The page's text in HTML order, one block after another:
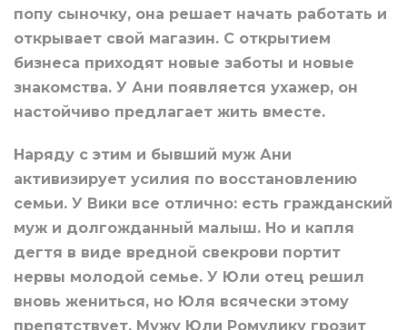
попу сыночку, она решает начать работать и
открывает свой магазин. С открытием
бизнеса приходят новые заботы и новые
знакомства. У Ани появляется ухажер, он
настойчиво предлагает жить вместе.
Наряду с этим и бывший муж Ани
активизирует усилия по восстановлению
семьи. У Вики все отлично: есть гражданский
муж и долгожданный малыш. Но и капля
дегтя в виде вредной свекрови портит
нервы молодой семье. У Юли отец решил
вновь жениться, но Юля всячески этому
препятствует. Мужу Юли Ромулику грозит